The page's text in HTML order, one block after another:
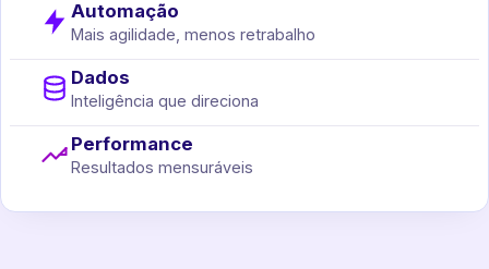
Automação
Mais agilidade, menos retrabalho
Dados
Inteligência que direciona
Performance
Resultados mensuráveis